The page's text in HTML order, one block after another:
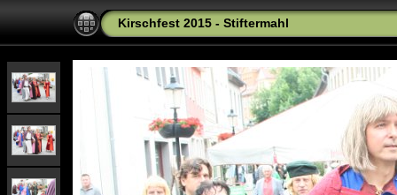
Kirschfest 2015 - Stiftermahl